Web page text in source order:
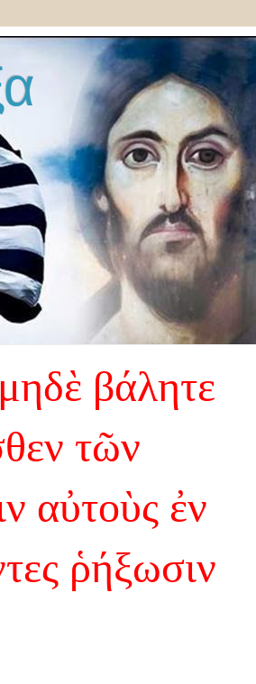
βάλητε
τῶν
αὐτοὺς ἐν
ῥήξωσιν